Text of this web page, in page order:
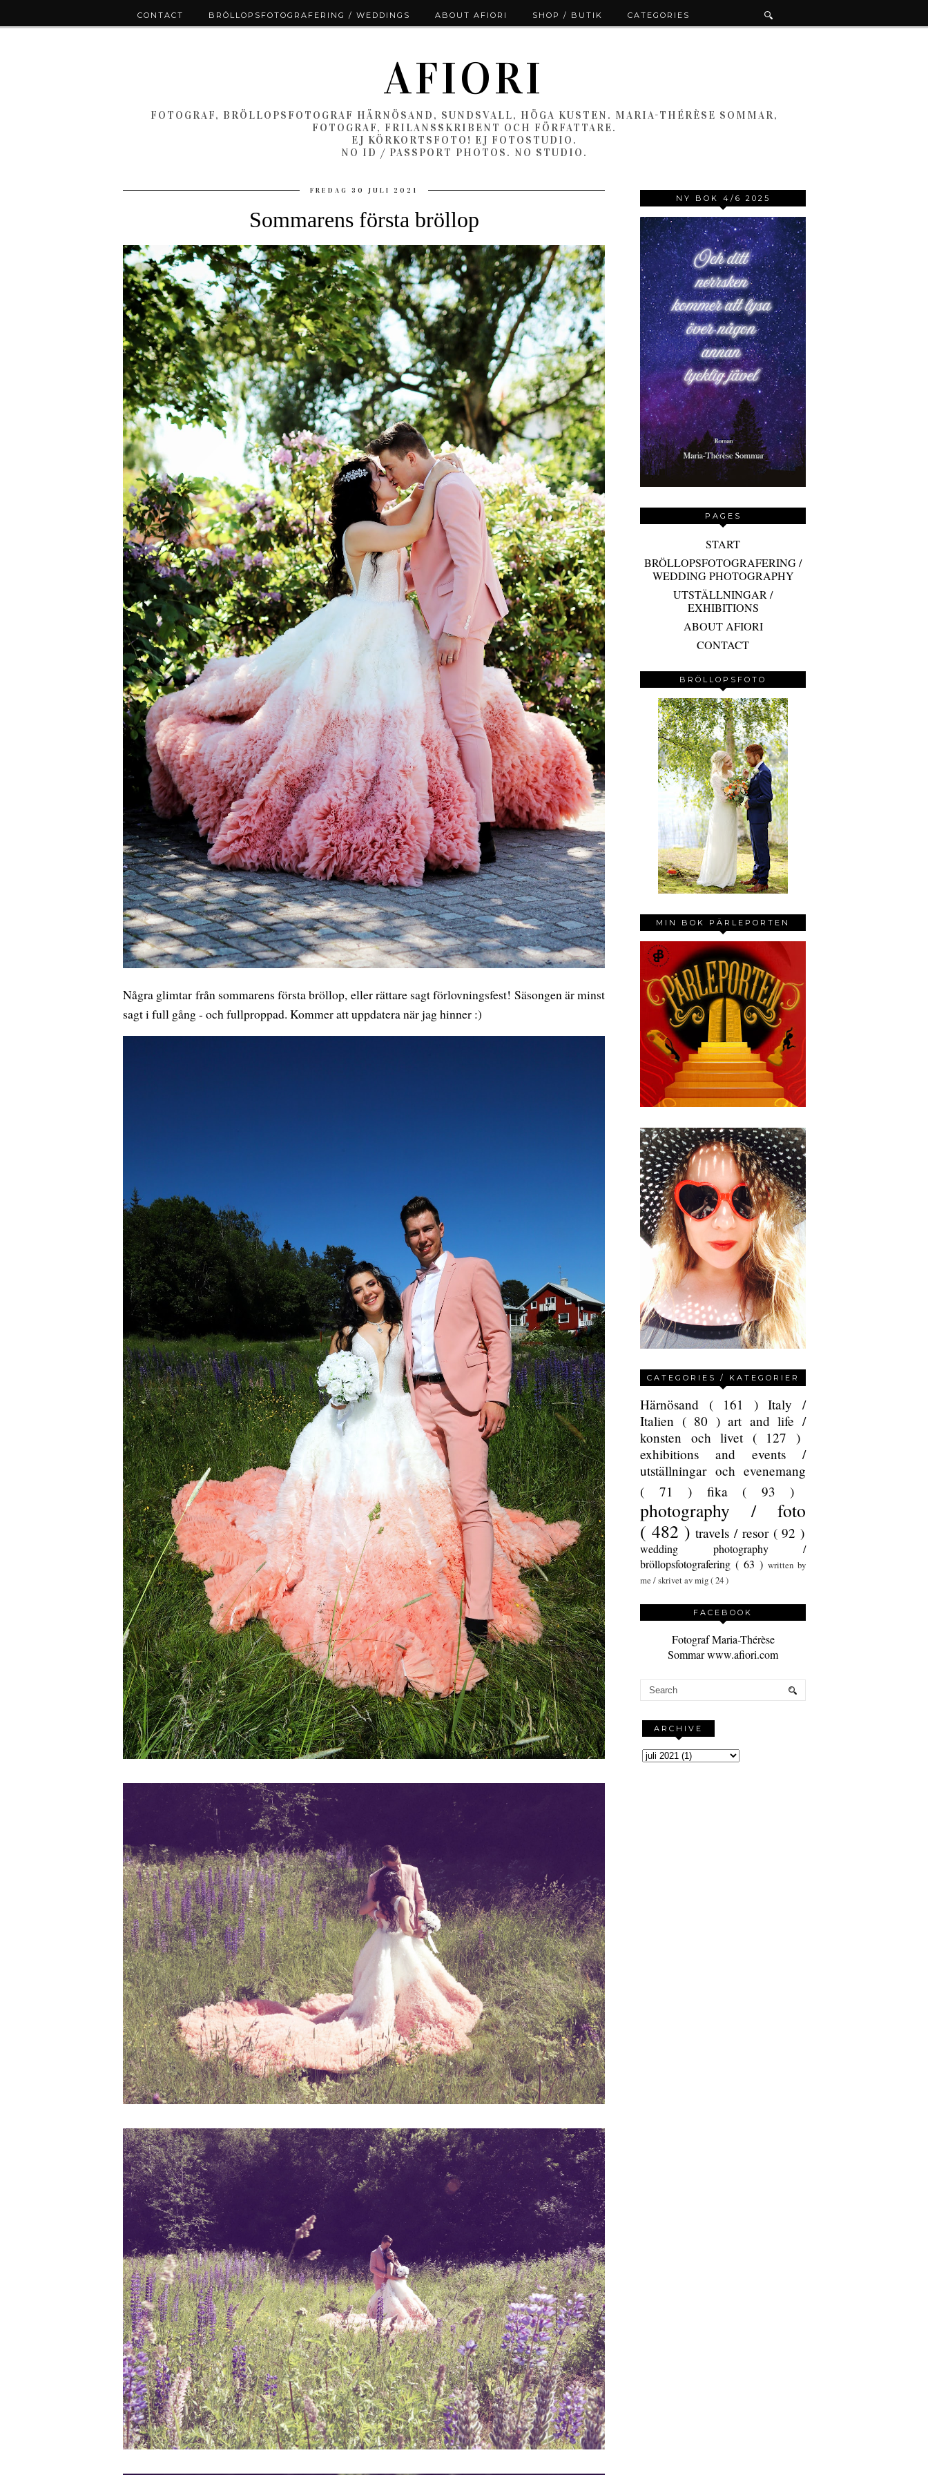
AFIORI
FOTOGRAF, BRÖLLOPSFOTOGRAF HÄRNÖSAND, SUNDSVALL, HÖGA KUSTEN. MARIA-THÉRÈSE SOMMAR,
FOTOGRAF, FRILANSSKRIBENT OCH FÖRFATTARE.
EJ KÖRKORTSFOTO! EJ FOTOSTUDIO.
NO ID / PASSPORT PHOTOS. NO STUDIO.
FREDAG 30 JULI 2021
Sommarens första bröllop
Några glimtar från sommarens första bröllop, eller rättare sagt förlovningsfest! Säsongen är minst
sagt i full gång - och fullproppad. Kommer att uppdatera när jag hinner :)
NY BOK 4/6 2025
PAGES
START
BRÖLLOPSFOTOGRAFERING /
WEDDING PHOTOGRAPHY
UTSTÄLLNINGAR /
EXHIBITIONS
ABOUT AFIORI
CONTACT
BRÖLLOPSFOTO
CONTACT BRÖLLOPSFOTOGRAFERING / WEDDINGS ABOUT AFIORI SHOP / BUTIK CATEGORIES
MIN BOK PÄRLEPORTEN
CATEGORIES / KATEGORIER
Härnösand ( 161 )Italy /
Italien ( 80 )art and life /
konsten och livet ( 127 )
exhibitions and events /
utställningar och evenemang
( 71 ) fika ( 93 )
photography / foto
( 482 )travels / resor ( 92 )
wedding photography /
bröllopsfotografering ( 63 ) written by
me / skrivet av mig( 24 )
FACEBOOK
Fotograf Maria-Thérèse
Sommar www.afiori.com
ARCHIVE